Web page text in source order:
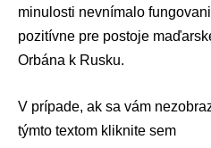
minulosti nevnímalo
pozitívne pre postoje
Orbána k Rusku.
V prípade, ak sa vám
týmto textom kliknite sem